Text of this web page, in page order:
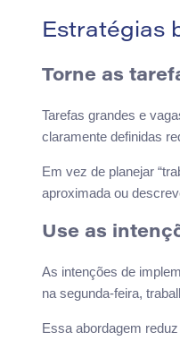
Estratégias
Torne as
Tarefas grandes e
claramente definidas
Em vez de planejar
aproximada ou
Use as
As intenções de
na segunda-feira,
Essa abordagem